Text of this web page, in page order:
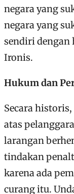
negara yang
negara yang
sendiri dengan
Ironis.
Hukum dan
Secara
atas
larangan
tindakan
karena ada
curang itu.